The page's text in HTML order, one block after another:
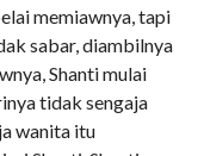
memiawnya, tapi
sabar, diambilnya
Shanti mulai
tidak sengaja
wanita itu